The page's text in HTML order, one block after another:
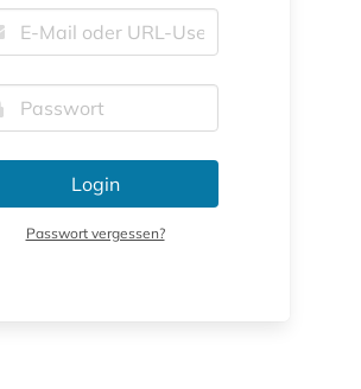
Login
Passwort vergessen?